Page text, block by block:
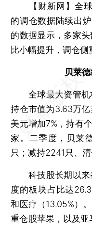
【财新网】 全
的调仓数据陆续出
的数据显示，多家
比小幅提升，调仓侧
贝莱
全球最大资管机
持仓市值为3.63万
美元增加7%，持有
家。二季度，贝莱
只；减持2241只、清
科技股长期以来
度的板块占比达
和医疗（13.05%）
重仓股苹果，以及